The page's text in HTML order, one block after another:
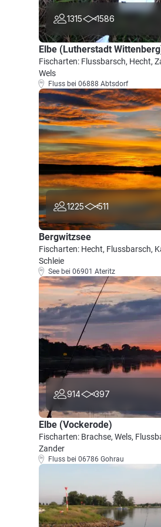
1315 1586
Elbe (Lutherstadt
Fischarten: Flussbarsch, Hecht,
Wels
Fluss bei 06888 Abtsdorf
1225 511
Bergwitzsee
Fischarten: Hecht, Flussbarsch,
Schleie
See bei 06901 Ateritz
914 397
Elbe (Vockerode)
Fischarten: Brachse, Wels,
Zander
Fluss bei 06786 Gohrau